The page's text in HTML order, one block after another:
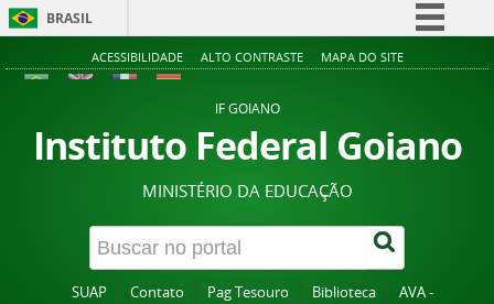
BRASIL
Simplifique!
Acesso à informação
Legislação
Canais
ACESSIBILIDADE ALTO CONTRASTE MAPA DO SITE
IF GOIANO
Instituto Federal Goiano
MINISTÉRIO DA EDUCAÇÃO
SUAP Contato Pag Tesouro Biblioteca
AVA -